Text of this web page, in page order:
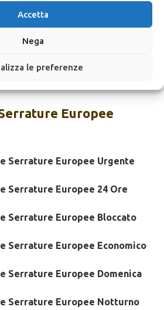
Accetta
Nega
le preferenze
Europee SOSRoma Prati
Europee Prezzo
Europee Costo
Europee
Serrature Europee Urgente
Serrature Europee 24 Ore
Serrature Europee Bloccato
Serrature Europee Economico
Serrature Europee Domenica
Serrature Europee Notturno